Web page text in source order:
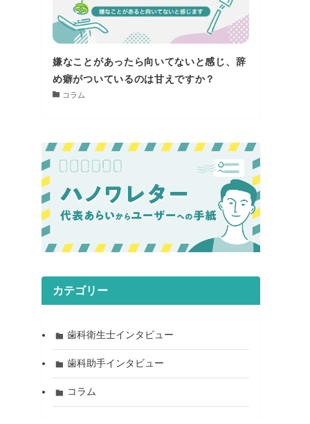
嫌なことがあったら向いてないと感じ、辞
め癖がついているのは甘えですか？
コラム
カテゴリー
歯科衛生士インタビュー
歯科助手インタビュー
コラム